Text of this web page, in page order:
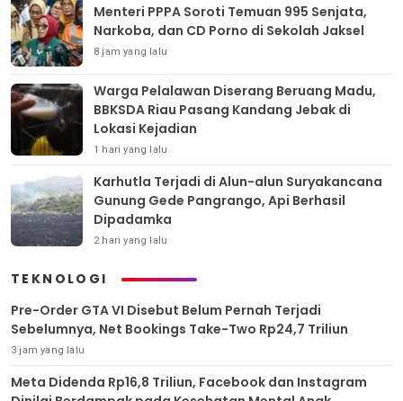
Menteri PPPA Soroti Temuan 995 Senjata,
Narkoba, dan CD Porno di Sekolah Jaksel
8 jam yang lalu
Warga Pelalawan Diserang Beruang Madu,
BBKSDA Riau Pasang Kandang Jebak di
Lokasi Kejadian
1 hari yang lalu
Karhutla Terjadi di Alun-alun Suryakancana
Gunung Gede Pangrango, Api Berhasil
Dipadamka
2 hari yang lalu
TEKNOLOGI
Pre-Order GTA VI Disebut Belum Pernah Terjadi
Sebelumnya, Net Bookings Take-Two Rp24,7 Triliun
3 jam yang lalu
Meta Didenda Rp16,8 Triliun, Facebook dan Instagram